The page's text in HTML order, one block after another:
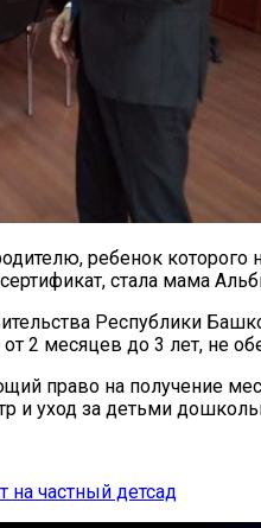
ребенок которого
стала мама
Республики
2 месяцев до 3 лет, не
право на получение
и уход за детьми
на частный детсад